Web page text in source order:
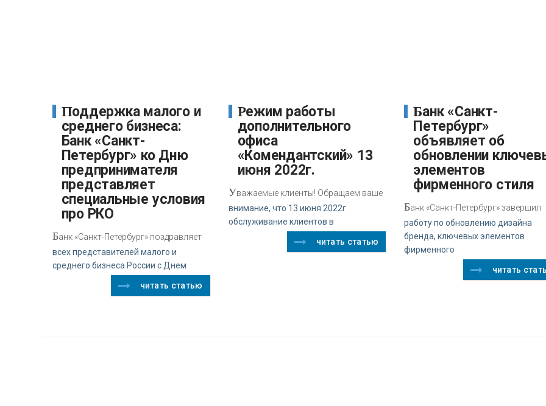
Поддержка малого и
среднего бизнеса:
Банк «Санкт-
Петербург» ко Дню
предпринимателя
представляет
специальные условия
про РКО
Банк «Санкт-Петербург» поздравляет
всех представителей малого и
среднего бизнеса России с Днем
читать статью
Режим работы
дополнительного
офиса
«Комендантский» 13
июня 2022г.
Уважаемые клиенты! Обращаем ваше
внимание, что 13 июня 2022г.
обслуживание клиентов в
читать статью
Банк «Санкт-
Петербург»
объявляет об
обновлении
элементов
фирменного стиля
Банк «Санкт-Петербург» завершил
работу по обновлению дизайна
бренда, ключевых элементов
фирменного
читать